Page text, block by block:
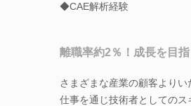
◆CAE解析経験
離職率約2％！成長を目
さまざまな産業の顧客より
仕事を通じ技術者としての